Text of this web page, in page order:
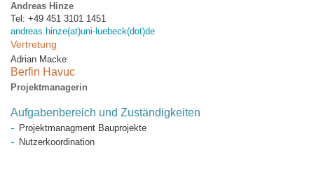
Andreas Hinze
Tel: +49 451 3101 1451
andreas.hinze(at)uni-luebeck(dot)de
Vertretung
Adrian Macke
Berfin Havuc
Projektmanagerin
Aufgabenbereich und Zuständigkeiten
Projektmanagment Bauprojekte
Nutzerkoordination